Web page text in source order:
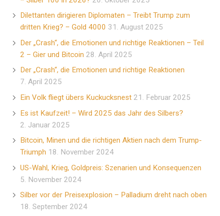
Dilettanten dirigieren Diplomaten – Treibt Trump zum
dritten Krieg? – Gold 4000 31. August 2025
Der „Crash“, die Emotionen und richtige Reaktionen – Teil
2 – Gier und Bitcoin 28. April 2025
Der „Crash“, die Emotionen und richtige Reaktionen
7. April 2025
Ein Volk fliegt übers Kuckucksnest 21. Februar 2025
Es ist Kaufzeit! – Wird 2025 das Jahr des Silbers?
2. Januar 2025
Bitcoin, Minen und die richtigen Aktien nach dem Trump-
Triumph 18. November 2024
US-Wahl, Krieg, Goldpreis: Szenarien und Konsequenzen
5. November 2024
Silber vor der Preisexplosion – Palladium dreht nach oben
18. September 2024